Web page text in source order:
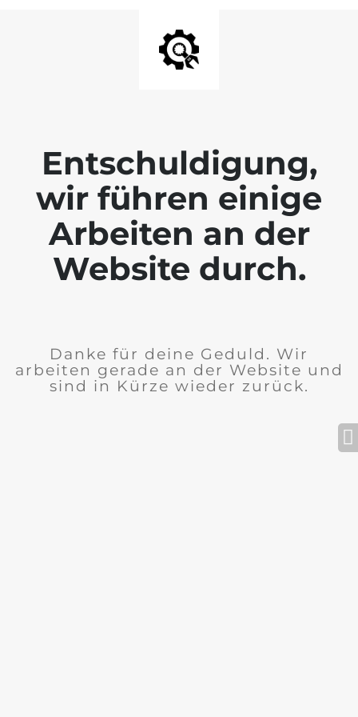
Entschuldigung,
wir führen einige
Arbeiten an der
Website durch.
Danke für deine Geduld. Wir
arbeiten gerade an der Website und
sind in Kürze wieder zurück.